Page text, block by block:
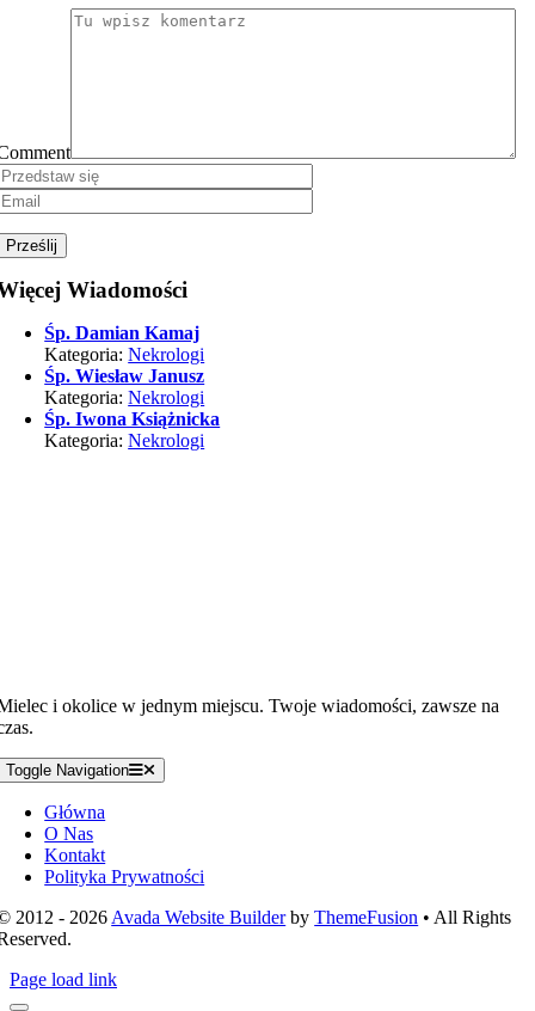
Wiadomości
Śp. Damian Kamaj
Kategoria:Nekrologi
Śp. Wiesław Janusz
Kategoria:Nekrologi
Śp. Iwona Książnicka
Kategoria:Nekrologi
i okolice w jednym miejscu. Twoje wiadomości, zawsze na
Toggle Navigation
Główna
O Nas
Kontakt
Polityka Prywatności
2012 - 2026 Avada Website BuilderbyThemeFusion • All Rights
Page load link